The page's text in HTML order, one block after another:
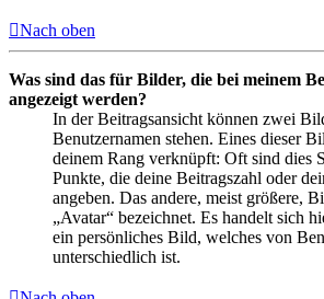
Nach oben
Was sind das für Bilder, die bei meinem
angezeigt werden?
In der Beitragsansicht können zwei
Benutzernamen stehen. Eines dieser
deinem Rang verknüpft: Oft sind dies
Punkte, die deine Beitragszahl oder
angeben. Das andere, meist größere,
„Avatar“ bezeichnet. Es handelt sich
ein persönliches Bild, welches von
unterschiedlich ist.